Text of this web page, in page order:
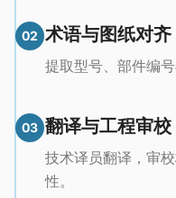
02 术语与图纸对齐
提取型号、部件编
03 翻译与工程审校
技术译员翻译，审
性。